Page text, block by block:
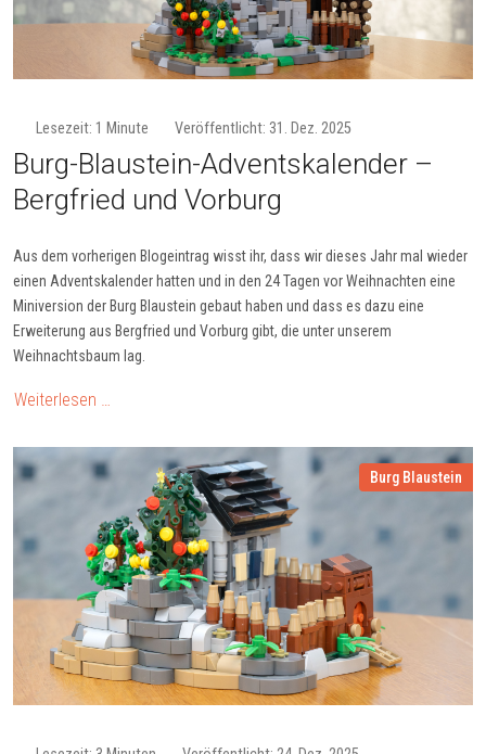
Lesezeit: 1 Minute Veröffentlicht: 31. Dez. 2025
Burg-Blau­stein-Ad­vents­ka­len­der –
Berg­fried und Vor­burg
Aus dem vorherigen Blogeintrag wisst ihr, dass wir dieses Jahr mal wieder
einen Adventskalender hatten und in den 24 Tagen vor Weihnachten eine
Miniversion der Burg Blaustein gebaut haben und dass es dazu eine
Erweiterung aus Bergfried und Vorburg gibt, die unter unserem
Weihnachtsbaum lag.
Weiterlesen …
Burg Blaustein